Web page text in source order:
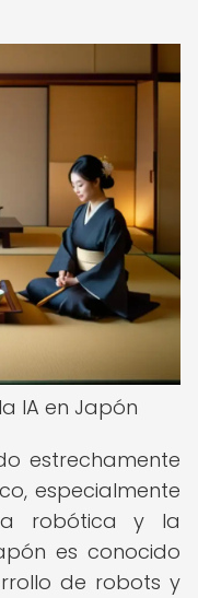
IA en Japón
estrechamente
especialmente
robótica y la
es conocido
de robots y